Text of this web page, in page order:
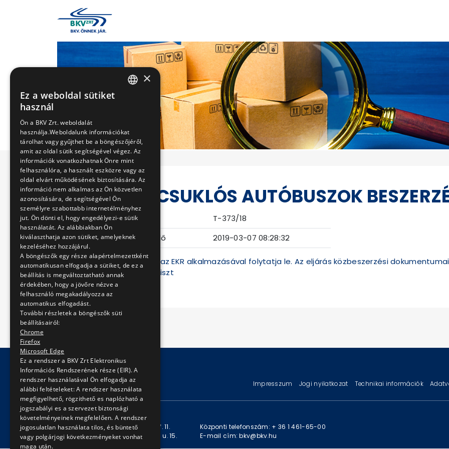
ÚJ DÍZEL CSUKLÓS AUTÓBUSZOK
Eljárás száma
T-373/18
Ajánlattételi határidő
2019-03-07 08:28:32
A BKV Zrt. az eljárást az EKR alkalmazásával folytatja le. Az eljárás közbeszerzési
történő előzetes regiszt
© Copyright 2026 BKV Zrt. Impresszum Jogi nyilatkozat Technikai információk
KAPCSOLAT
Levelezési cím: 1980 Budapest, Pf. 11.
Székhely: 1980 Budapest, Akácfa u. 15.
Központi telefonszám: + 36 1 461-65-00
E-mail cím: bkv@bkv.hu
×
Ez a weboldal sütiket
használ
Ön a BKV Zrt. weboldalát
használja.Weboldalunk információkat
tárolhat vagy gyűjthet be a böngészőjéről,
amit az oldal sütik segítségével végez. Az
információk vonatkozhatnak Önre mint
felhasználóra, a használt eszközre vagy az
oldal elvárt működésének biztosítására. Az
információ nem alkalmas az Ön közvetlen
azonosítására, de segítségével Ön
személyre szabottabb internetélményhez
jut. Ön dönti el, hogy engedélyezi-e sütik
használatát. Az alábbiakban Ön
kiválaszthatja azon sütiket, amelyeknek
kezeléséhez hozzájárul.
A böngészők egy része alapértelmezettként
automatikusan elfogadja a sütiket, de ez a
beállítás is megváltoztatható annak
érdekében, hogy a jövőre nézve a
felhasználó megakadályozza az
automatikus elfogadást.
További részletek a böngészők süti
beállításairól:
Chrome
Firefox
Microsoft Edge
Ez a rendszer a BKV Zrt Elektronikus
Információs Rendszerének része (EIR). A
rendszer használatával Ön elfogadja az
alábbi feltételeket: A rendszer használata
megfigyelhető, rögzithető es naplózható a
jogszabályi es a szervezet biztonsági
követelményeinek megfelelően. A rendszer
jogosulatlan használata tilos, és büntető
vagy polgárjogi következményeket vonhat
maga után.